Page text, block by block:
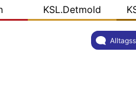
KSL.Detmold